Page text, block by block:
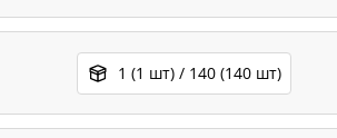
1 (1 шт) / 140 (140 шт)